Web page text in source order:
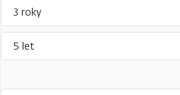
3 roky
5 let